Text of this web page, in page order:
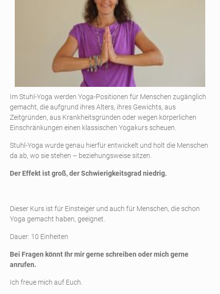
Im Stuhl-Yoga werden Yoga-Positionen für Menschen zugänglich
gemacht, die aufgrund ihres Alters, ihres Gewichts, aus
Zeitgründen, aus Krankheitsgründen oder wegen körperlichen
Einschränkungen einen klassischen Yogakurs scheuen.
Stuhl-Yoga wurde genau hierfür entwickelt und holt die Menschen
da ab, wo sie stehen – beziehungsweise sitzen.
Der Effekt ist groß, der Schwierigkeitsgrad niedrig.
Dieser Kurs ist für Einsteiger und auch für Menschen, die schon
Yoga gemacht haben, geeignet.
Dauer: 10 Einheiten
Bei Fragen könnt Ihr mir gerne schreiben oder mich gerne
anrufen.
Ich freue mich auf Euch.